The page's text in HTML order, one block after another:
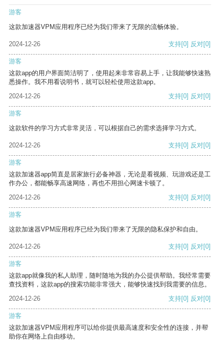
游客
这款加速器VPM应用程序已经为我们带来了无限的流畅体验。
2024-12-26 支持[0] 反对[0]
游客
这款app的用户界面简洁明了，使用起来非常容易上手，让我能够快速熟
悉操作。我不用看说明书，就可以轻松使用这款app。
2024-12-26
支持[0] 反对[0]
游客
这款软件的学习方式非常灵活，可以根据自己的需求选择学习方式。
2024-12-26 支持[0] 反对[0]
游客
这款加速器app简直是居家旅行必备神器，无论是看视频、玩游戏还是工
作办公，都能畅享高速网络，再也不用担心网速卡顿了。
2024-12-26
支持[0] 反对[0]
游客
这款加速器VPM应用程序已经为我们带来了无限的隐私保护和自由。
2024-12-26 支持[0] 反对[0]
游客
这款app就像我的私人助理，随时随地为我的办公提供帮助。我经常需要
查找资料，这款app的搜索功能非常强大，能够快速找到我需要的信息。
2024-12-26
支持[0] 反对[0]
游客
这款加速器VPM应用程序可以给你提供最高速度和安全性的连接，并帮
助你在网络上自由移动。